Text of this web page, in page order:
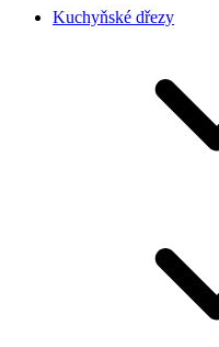
Kuchyňské dřezy